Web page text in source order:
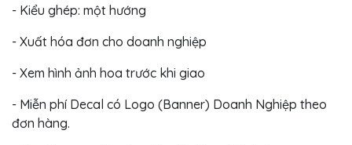
- Kiểu ghép: một hướng
- Xuất hóa đơn cho doanh nghiệp
- Xem hình ảnh hoa trước khi giao
- Miễn phí Decal có Logo (Banner) Doanh Nghiệp theo
đơn hàng.